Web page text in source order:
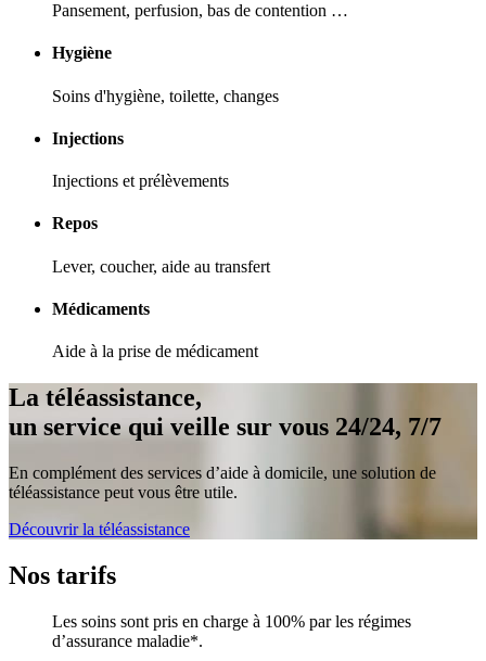
Pansement, perfusion, bas de contention …
Hygiène
Soins d'hygiène, toilette, changes
Injections
Injections et prélèvements
Repos
Lever, coucher, aide au transfert
Médicaments
Aide à la prise de médicament
La téléassistance,
un service qui veille sur vous 24/24, 7/7
En complément des services d’aide à domicile, une solution de
téléassistance peut vous être utile.
Découvrir la téléassistance
Nos tarifs
Les soins sont pris en charge à 100% par les régimes
d’assurance maladie*.